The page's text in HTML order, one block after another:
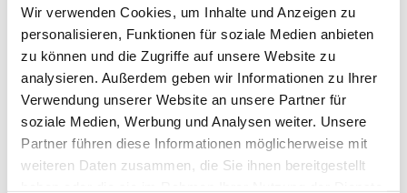
Wir verwenden Cookies, um Inhalte und Anzeigen zu
personalisieren, Funktionen für soziale Medien anbieten
zu können und die Zugriffe auf unsere Website zu
analysieren. Außerdem geben wir Informationen zu Ihrer
Verwendung unserer Website an unsere Partner für
soziale Medien, Werbung und Analysen weiter. Unsere
Partner führen diese Informationen möglicherweise mit
weiteren Daten zusammen, die Sie ihnen bereitgestellt